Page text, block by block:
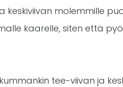
molemmille
kaarelle, siten että
tee-viivan ja